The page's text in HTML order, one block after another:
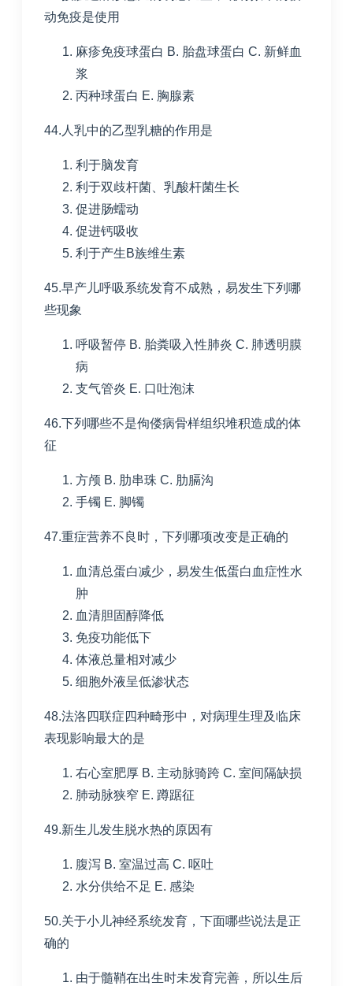
动免疫是使用
麻疹免疫球蛋白 B. 胎盘球蛋白 C. 新鲜血
浆
丙种球蛋白 E. 胸腺素
44.人乳中的乙型乳糖的作用是
利于脑发育
利于双歧杆菌、乳酸杆菌生长
促进肠蠕动
促进钙吸收
利于产生B族维生素
45.早产儿呼吸系统发育不成熟，易发生下列哪
些现象
呼吸暂停 B. 胎粪吸入性肺炎 C. 肺透明膜
病
支气管炎 E. 口吐泡沫
46.下列哪些不是佝偻病骨样组织堆积造成的体
征
方颅 B. 肋串珠 C. 肋膈沟
手镯 E. 脚镯
47.重症营养不良时，下列哪项改变是正确的
血清总蛋白减少，易发生低蛋白血症性水
肿
血清胆固醇降低
免疫功能低下
体液总量相对减少
细胞外液呈低渗状态
48.法洛四联症四种畸形中，对病理生理及临床
表现影响最大的是
右心室肥厚 B. 主动脉骑跨 C. 室间隔缺损
肺动脉狭窄 E. 蹲踞征
49.新生儿发生脱水热的原因有
腹泻 B. 室温过高 C. 呕吐
水分供给不足 E. 感染
50.关于小儿神经系统发育，下面哪些说法是正
确的
由于髓鞘在出生时未发育完善，所以生后